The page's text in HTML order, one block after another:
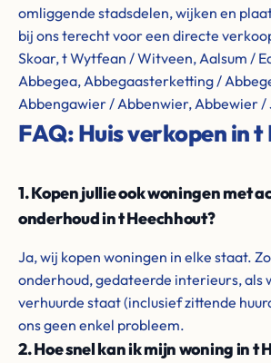
omliggende stadsdelen, wijken en
bij ons terecht voor een directe
Skoar, t Wytfean / Witveen, Aalsum /
Abbegea, Abbegaasterketting /
Abbengawier / Abbenwier, Abbewier /
FAQ: Huis verkopen in
1. Kopen jullie ook woningen met
onderhoud in t Heechhout?
Ja, wij kopen woningen in elke staat.
onderhoud, gedateerde interieurs, als
verhuurde staat (inclusief zittende
ons geen enkel probleem.
2. Hoe snel kan ik mijn woning in t